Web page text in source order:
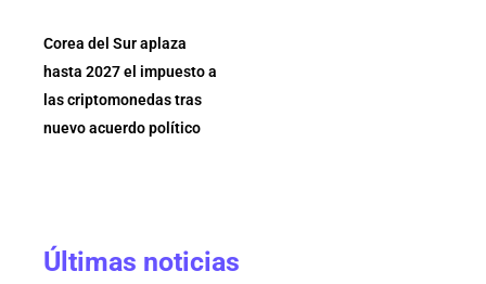
Corea del Sur aplaza
hasta 2027 el impuesto a
las criptomonedas tras
nuevo acuerdo político
Últimas noticias